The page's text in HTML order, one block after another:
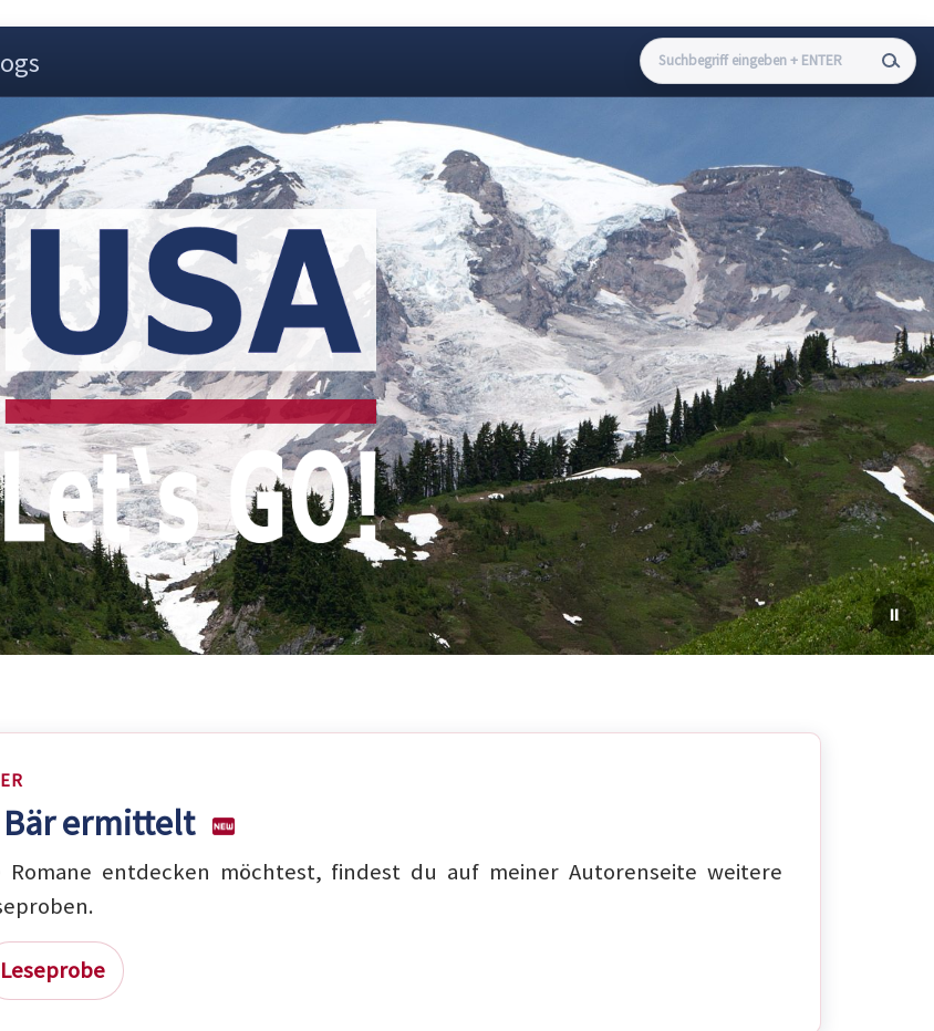
Bär ermittelt
Romane entdecken möchtest, findest du auf meiner Autorenseite weitere
Leseprobe